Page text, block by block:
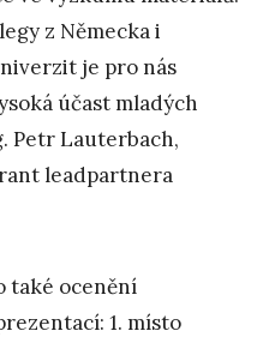
z Německa i
je pro nás
účast mladých
Petr Lauterbach,
leadpartnera
také ocenění
1. místo